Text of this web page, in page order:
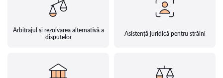
Arbitrajul și rezolvarea alternativă a
disputelor
Asistență juridică pentru străini